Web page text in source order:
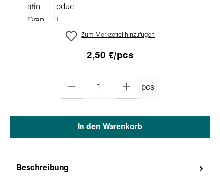
Zum Merkzettel hinzufügen
2,50 €/pcs
pcs
In den Warenkorb
Beschreibung